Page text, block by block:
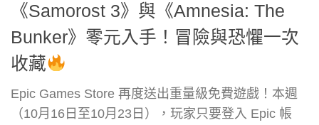
《Samorost 3》與《Amnesia: The
Bunker》零元入手！冒險與恐懼一次
收藏
Epic Games Store 再度送出重量級免費遊戲！本週
（10月16日至10月23日），玩家只要登入 Epic 帳